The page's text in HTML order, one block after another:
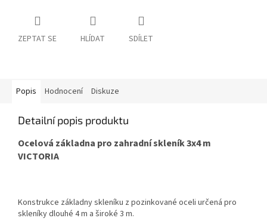
ZEPTAT SE HLÍDAT SDÍLET
Popis Hodnocení Diskuze
Detailní popis produktu
Ocelová základna pro zahradní skleník 3x4 m
VICTORIA
Konstrukce základny skleníku z pozinkované oceli určená pro
skleníky dlouhé 4 m a široké 3 m.